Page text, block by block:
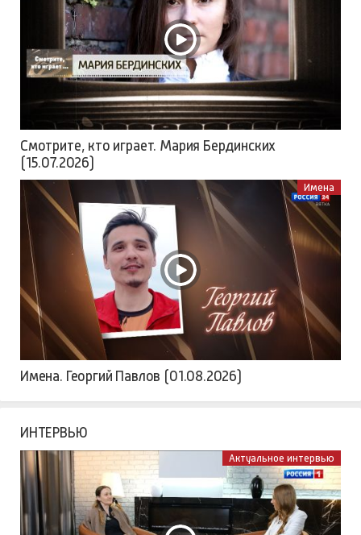
Смотрите, кто играет. Мария Бердинских
(15.07.2026)
Имена
Имена. Георгий Павлов (01.08.2026)
ИНТЕРВЬЮ
Актуальное интервью